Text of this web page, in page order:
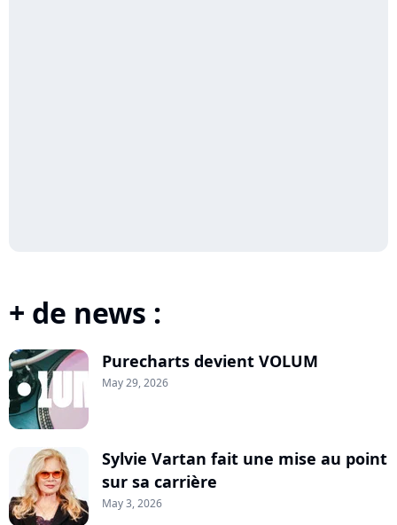
+ de news :
Purecharts devient VOLUM
May 29, 2026
Sylvie Vartan fait une mise au point
sur sa carrière
May 3, 2026